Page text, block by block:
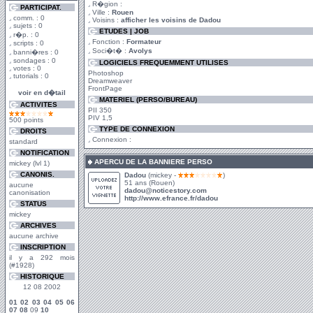
PARTICIPAT.
comm. : 0
sujets : 0
r�p. : 0
scripts : 0
banni�res : 0
sondages : 0
votes : 0
tutorials : 0
voir en d�tail
ACTIVITES
500 points
DROITS
standard
NOTIFICATION
mickey (lvl 1)
CANONIS.
aucune
canonisation
STATUS
mickey
ARCHIVES
aucune archive
INSCRIPTION
il y a 292 mois
(#1928)
HISTORIQUE
12 08 2002
01 02 03 04 05 06
07 08 09 10
R�gion :
Ville : Rouen
Voisins : afficher les voisins de Dadou
ETUDES | JOB
Fonction : Formateur
Soci�t� : Avolys
LOGICIELS FREQUEMMENT UTILISES
Photoshop
Dreamweaver
FrontPage
MATERIEL (PERSO/BUREAU)
PII 350
PIV 1,5
TYPE DE CONNEXION
Connexion :
APERCU DE LA BANNIERE PERSO
Dadou (mickey -
)
51 ans (Rouen)
dadou@noticestory.com
http://www.efrance.fr/dadou